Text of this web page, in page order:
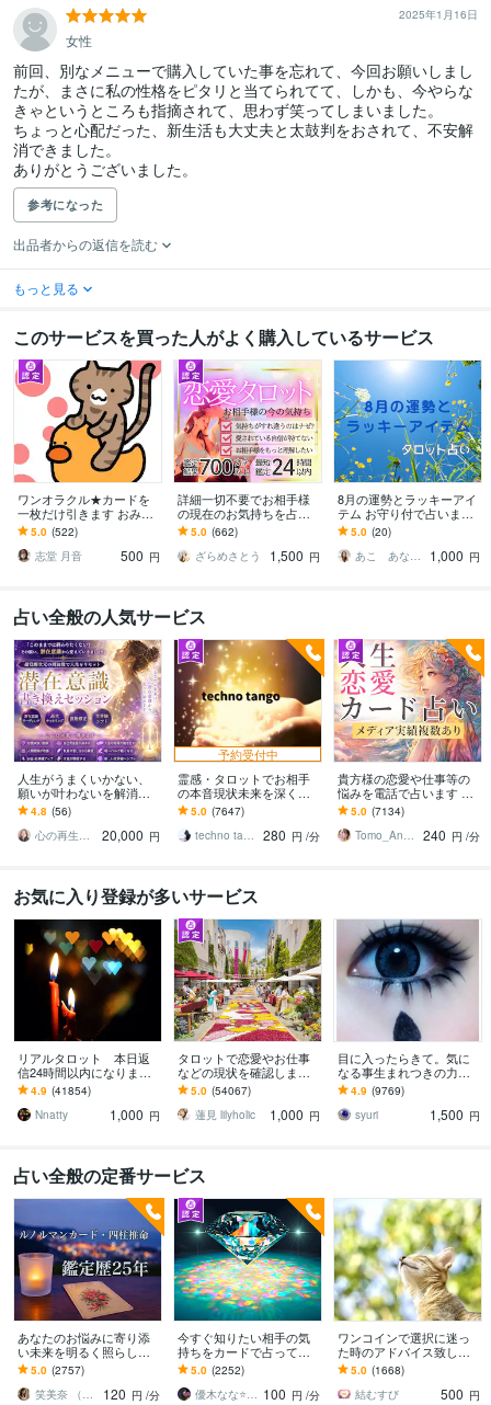
2025年1月16日
女性
前回、別なメニューで購入していた事を忘れて、今回お願いしまし
たが、まさに私の性格をピタリと当てられてて、しかも、今やらな
きゃというところも指摘されて、思わず笑ってしまいました。
ちょっと心配だった、新生活も大丈夫と太鼓判をおされて、不安解
消できました。
ありがとうございました。
参考になった
出品者からの返信を読む
もっと見る
このサービスを買った人がよく購入しているサービス
ワンオラクル★カードを
一枚だけ引きます おみく
じ的に占います。あえて
相談内容はお聞きしませ
ん。
5.0 (522)
志堂 月音
500 円
詳細一切不要でお相手様
の現在のお気持ちを占い
ます おふたりの現状か
ら、あなた様がやるとい
いことをお伝えします
5.0 (662)
ざらめさとう
1,500 円
8月の運勢とラッキーアイ
テム お守り付で占います
仕事、恋愛、健康、お
金、家庭運の中からお選
びください！
5.0 (20)
あこ あなたの翼を広げる占い師
1,000 円
占い全般の人気サービス
人生がうまくいかない、
願いが叶わないを解消し
ます 現実を変えるために
努力したのに、自力では
もう無理と感じている
4.8 (56)
心の再生セラピスト YASUKO
20,000 円
予約受付中
霊感・タロットでお相手
の本音現状未来を深く視
ます 恋愛・仕事・家族・
人間関係の本質を見抜き
スピード解決へ
5.0 (7647)
techno tango
280 円 /分
貴方様の恋愛や仕事等の
悩みを電話で占います タ
ロットカード、オラクル
カード、ルノルマンカー
ドを使用します
5.0 (7134)
Tomo_Angel7
240 円 /分
お気に入り登録が多いサービス
リアルタロット 本日返
信24時間以内になります
❤︎タイトルをご確認くださ
い❤︎
4.9 (41854)
Nnatty
1,000 円
タロットで恋愛やお仕事
などの現状を確認します
アドバイスもしっかりお
届けしますので安心して
ください♡
5.0 (54067)
蓮見 lilyholic
1,000 円
目に入ったらきて。気に
なる事生まれつきの力で
視ます 視ましょう恋愛や
仕事などこの先など
4.9 (9769)
syuri
1,500 円
占い全般の定番サービス
あなたのお悩みに寄り添
い未来を明るく照らしま
す ルノルマンカード・四
柱推命・霊視でお悩みに
お答えいたします。
5.0 (2757)
笑美奈 （えみな）
120 円 /分
今すぐ知りたい相手の気
持ちをカードで占ってい
きます 人間関係✨恋愛✨
職場✨家族✨友人✨アプリ
✨SNS✨LINE…
5.0 (2252)
優木なな⭐️エンパシー 100 円 /分
ワンコインで選択に迷っ
た時のアドバイス致しま
す どちらを選べば良いか
迷った時の道しるべとな
れますように!
5.0 (1668)
結むすび
500 円